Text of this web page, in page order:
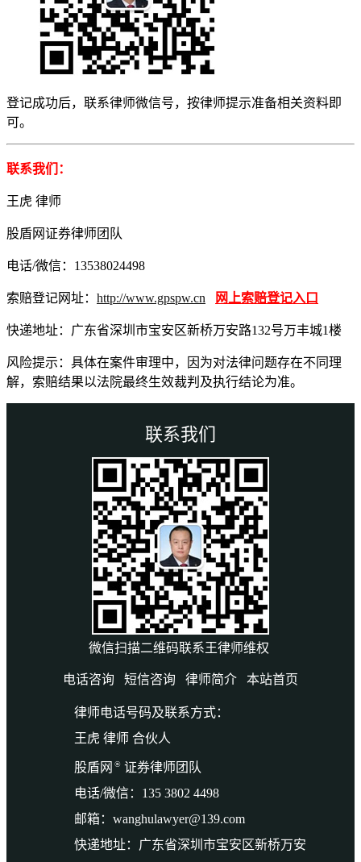
登记成功后，联系律师微信号，按律师提示准备相关资料即
可。
联系我们：
王虎 律师
股盾网证券律师团队
电话/微信：13538024498
索赔登记网址： http://www.gpspw.cn 网上索赔登记入口
快递地址：广东省深圳市宝安区新桥万安路132号万丰城1楼
风险提示：具体在案件审理中，因为对法律问题存在不同理
解，索赔结果以法院最终生效裁判及执行结论为准。
联系我们
微信扫描二维码联系王律师维权
电话咨询 短信咨询 律师简介 本站首页
律师电话号码及联系方式：
王虎 律师 合伙人
股盾网 ® 证券律师团队
电话/微信：135 3802 4498
邮箱：wanghulawyer@139.com
快递地址：广东省深圳市宝安区新桥万安